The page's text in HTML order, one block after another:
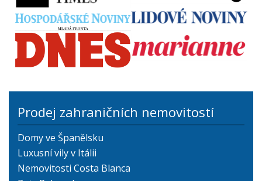
Prodej zahraničních nemovitostí
Domy ve Španělsku
Luxusní vily v Itálii
Nemovitosti Costa Blanca